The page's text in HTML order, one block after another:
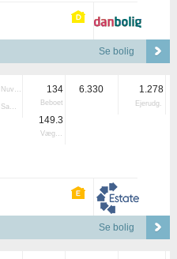
Se bolig
Nuvær.
Samlet
134
Beboet
149.3
Vægtet
6.330 1.278
Ejerudg.
Se bolig